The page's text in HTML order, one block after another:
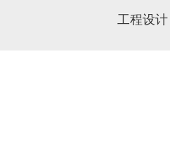
工程设计